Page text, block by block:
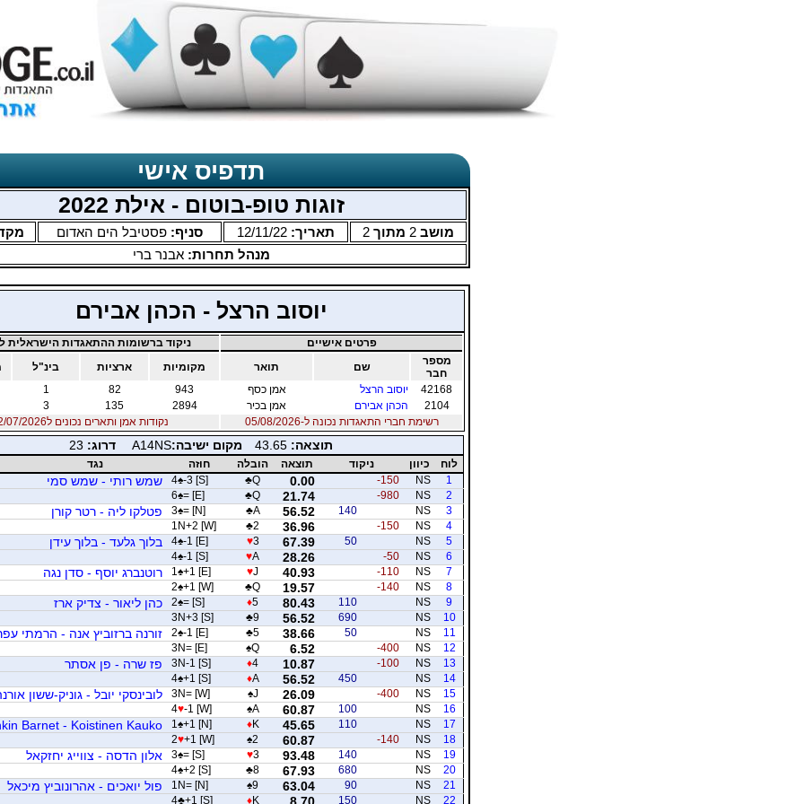
תדפיס אישי
זוגות טופ-בוטום - אילת 2022
מושב 2 מתוך 2 תאריך: 12/11/22 סניף: פסטיבל הים האדום
מנהל תחרות:אבנר ברי
יוסוב הרצל - הכהן אבירם
פרטים אישיים
ניקוד ברשומות ההתאגדות הישראלית
מספר
חבר
שם תואר מקומיות ארציות בינ"ל
42168
יוסוב הרצל אמן כסף 943
82
1
2104
הכהן אבירם אמן בכיר 2894
135
3
רשימת חברי התאגדות נכונה ל-05/08/2026
נקודות אמן ותארים נכונים ל12/07/2026
תוצאה: 43.65 מקום ישיבה:A14NS דרוג: 23
לוח כיוון ניקוד תוצאה הובלה חוזה
נגד
1
NS
-150
0.00
♣Q
4♠-3 [S] שמש רותי - שמש סמי
2
NS
-980
21.74
♣Q
6♠= [E]
3
NS
140
56.52
♣A
3♠= [N] פטלקו ליה - רטר קורן
4
NS
-150
36.96
♣2
1N+2 [W]
5
NS
50
67.39
♥3
4♠-1 [E] בלוך גלעד - בלוך עידן
6
NS
-50
28.26
♥A
4♠-1 [S]
7
NS
-110
40.93
♥J
1 ♠+1 [E] רוטנברג יוסף - סדן נגה
8
NS
-140
19.57
♣Q
2♠+1 [W]
9
NS
110
80.43
♦5
2♠= [S] כהן ליאור - צדיק ארז
10
NS
690
56.52
♣9
3N+3 [S]
11
NS
50
38.66
♣5
2♠-1 [E] זורנה ברזוביץ אנה - הרמתי
12
NS
-400
6.52
♠Q
3N= [E]
13
NS
-100
10.87
♦4
3N-1 [S] פז שרה - פן אסתר
14
NS
450
56.52
♦A
4♠+1 [S]
15
NS
-400
26.09
♠J
3N= [W] לובינסקי יובל - גוניק-ששון
16
NS
100
60.87
♠A
4♥-1 [W]
17
NS
110
45.65
♦K
1 ♠+1 [N]
Barnet - Koistinen Kauko
18
NS
-140
60.87
♠2
2♥+1 [W]
19
NS
140
93.48
♥3
3♠= [S] אלון הדסה - צווייג יחזקאל
20
NS
680
67.93
♣8
4♠+2 [S]
21
NS
90
63.04
♠9
1N= [N] פול יואכים - אהרונוביץ מיכאל
22
NS
150
8.70
♦K
4♣+1 [S]